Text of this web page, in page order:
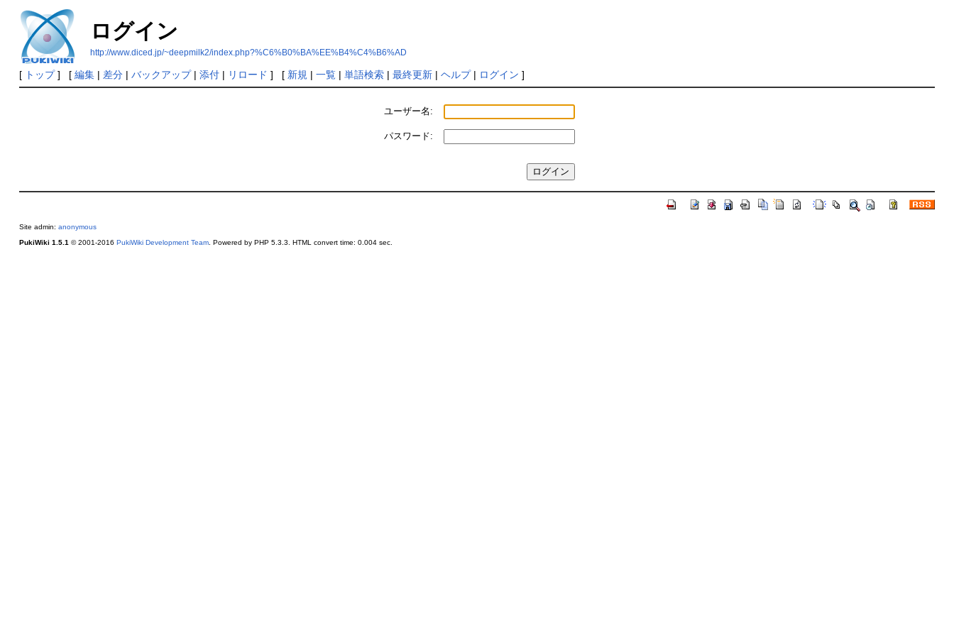
ログイン
http://www.diced.jp/~deepmilk2/index.php?%C6%B0%BA%EE%B4%C4%B6%AD
[ トップ] [ 編集| 差分| バックアップ| 添付| リロード ] [ 新規 | 一覧| 単語検索| 最終更新| ヘルプ| ログイン ]
ユーザー名:
パスワード:
Site admin: anonymous
PukiWiki 1.5.1 © 2001-2016 PukiWiki Development Team. Powered by PHP 5.3.3. HTML convert time: 0.004 sec.